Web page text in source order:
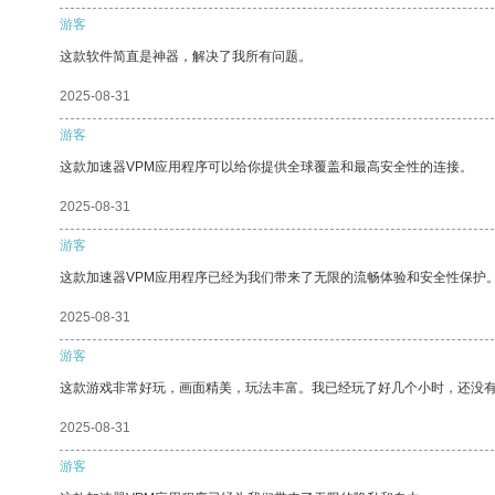
游客
这款软件简直是神器，解决了我所有问题。
2025-08-31
游客
这款加速器VPM应用程序可以给你提供全球覆盖和最高安全性的连接。
2025-08-31
游客
这款加速器VPM应用程序已经为我们带来了无限的流畅体验和安全性保护。
2025-08-31
游客
这款游戏非常好玩，画面精美，玩法丰富。我已经玩了好几个小时，还没有
2025-08-31
游客